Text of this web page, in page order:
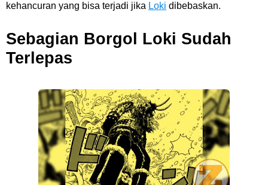
kehancuran yang bisa terjadi jika Loki dibebaskan.
Sebagian Borgol Loki Sudah
Terlepas